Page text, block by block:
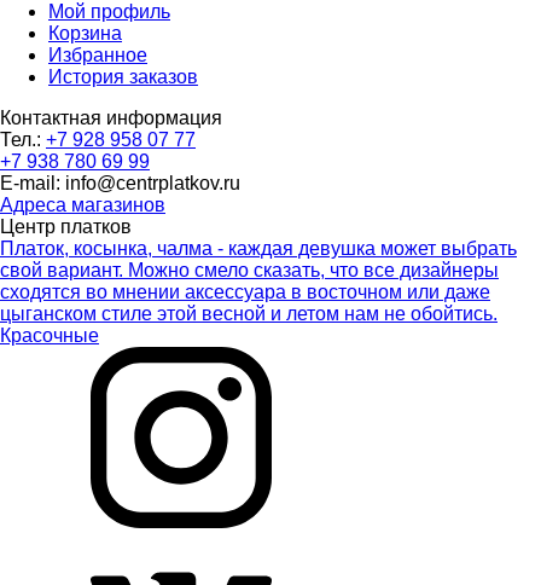
Мой профиль
Корзина
Избранное
История заказов
Контактная информация
Тел.: +7 928 958 07 77
+7 938 780 69 99
E-mail: info@centrplatkov.ru
Адреса магазинов
Центр платков
Платок, косынка, чалма - каждая девушка может выбрать
свой вариант. Можно смело сказать, что все дизайнеры
сходятся во мнении аксессуара в восточном или даже
цыганском стиле этой весной и летом нам не обойтись.
Красочные